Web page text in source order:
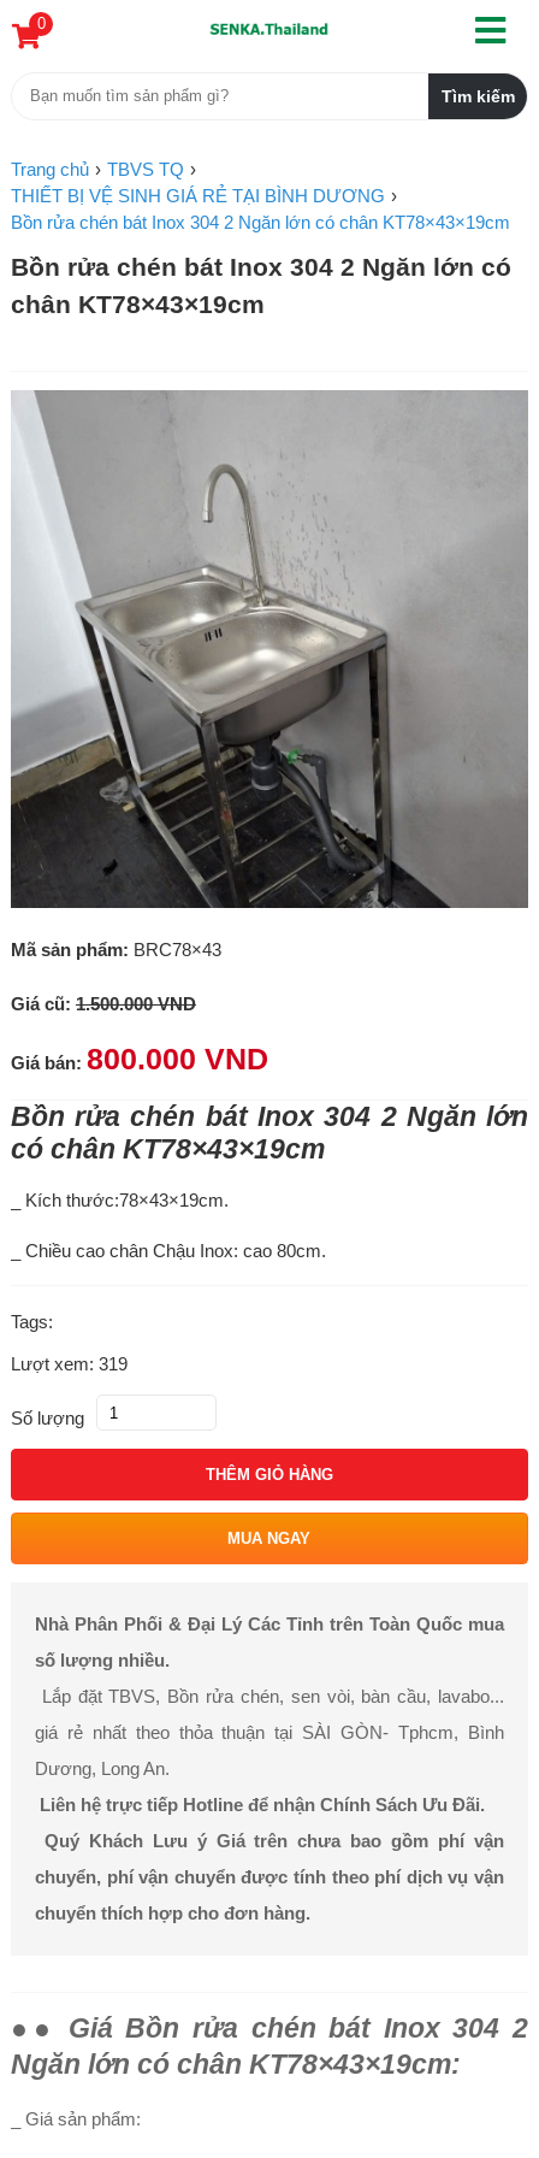
0
Trang chủ
TBVS TQ
THIẾT BỊ VỆ SINH GIÁ RẺ TẠI BÌNH DƯƠNG
Bồn rửa chén bát Inox 304 2 Ngăn lớn có chân KT78×43×19cm
Bồn rửa chén bát Inox 304 2 Ngăn lớn có
chân KT78×43×19cm
Mã sản phẩm: BRC78×43
Giá cũ: 1.500.000 VND
Giá bán: 800.000 VND
Bồn rửa chén bát Inox 304 2 Ngăn lớn
có chân KT78×43×19cm
_ Kích thước:78×43×19cm.
_ Chiều cao chân Chậu Inox: cao 80cm.
Tags:
Lượt xem: 319
Số lượng
THÊM GIỎ HÀNG
MUA NGAY
Nhà Phân Phối & Đại Lý Các Tỉnh trên Toàn Quốc mua
số lượng nhiều.
Lắp đặt TBVS, Bồn rửa chén, sen vòi, bàn cầu, lavabo...
giá rẻ nhất theo thỏa thuận tại SÀI GÒN- Tphcm, Bình
Dương, Long An.
Liên hệ trực tiếp Hotline để nhận Chính Sách Ưu Đãi.
Quý Khách Lưu ý Giá trên chưa bao gồm phí vận
chuyển, phí vận chuyển được tính theo phí dịch vụ vận
chuyển thích hợp cho đơn hàng.
●● Giá Bồn rửa chén bát Inox 304 2
Ngăn lớn có chân KT78×43×19cm:
_ Giá sản phẩm: